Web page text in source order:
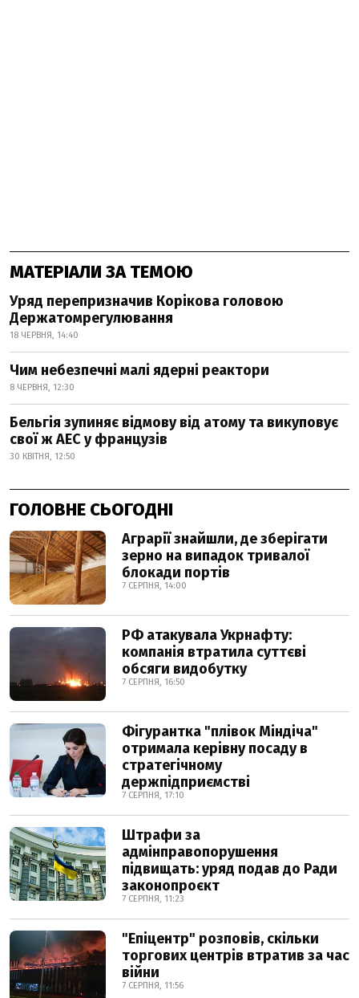
МАТЕРІАЛИ ЗА ТЕМОЮ
Уряд перепризначив Корікова головою
Держатомрегулювання
18 ЧЕРВНЯ, 14:40
Чим небезпечні малі ядерні реактори
8 ЧЕРВНЯ, 12:30
Бельгія зупиняє відмову від атому та викуповує
свої ж АЕС у французів
30 КВІТНЯ, 12:50
ГОЛОВНЕ СЬОГОДНІ
Аграрії знайшли, де зберігати
зерно на випадок тривалої
блокади портів
7 СЕРПНЯ, 14:00
РФ атакувала Укрнафту:
компанія втратила суттєві
обсяги видобутку
7 СЕРПНЯ, 16:50
Фігурантка "плівок Міндіча"
отримала керівну посаду в
стратегічному
держпідприємстві
7 СЕРПНЯ, 17:10
Штрафи за
адмінправопорушення
підвищать: уряд подав до Ради
законопроєкт
7 СЕРПНЯ, 11:23
"Епіцентр" розповів, скільки
торгових центрів втратив за час
війни
7 СЕРПНЯ, 11:56